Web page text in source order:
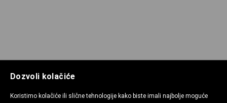
Dozvoli kolačiće
Koristimo kolačiće ili slične tehnologije kako biste imali najbolje moguće